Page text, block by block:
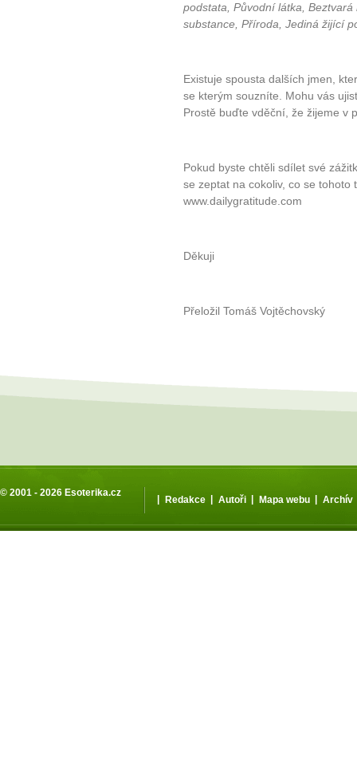
podstata, Původní látka,
substance, Příroda, Jediná žijící
Existuje spousta dalších jmen,
se kterým souzníte. Mohu vás
Prostě buďte vděční, že žijeme v
Pokud byste chtěli sdílet své
se zeptat na cokoliv, co se
www.dailygratitude.com
Děkuji
Přeložil Tomáš Vojtěchovský
© 2001 - 2026 Esoterika.cz
| Redakce | Autoři | Mapa webu | Archív